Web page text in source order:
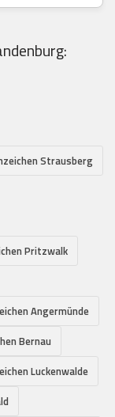
Strausberg
Pritzwalk
Angermünde
Bernau
Luckenwalde